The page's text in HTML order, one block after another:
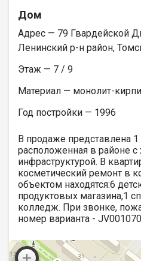
Дом
Адрес — 79 Гвардейской
Ленинский р-н район,
Этаж — 7 / 9
Материал — монолит-
Год постройки — 1996
В продаже представлена 1
расположенная в районе
инфраструктурой. В
косметический ремонт в
объектом находятся:6
продуктовых магазина,1
колледж. При звонке,
номер варианта -